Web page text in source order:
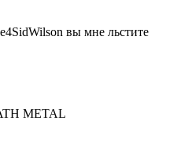
вы мне льстите
METAL